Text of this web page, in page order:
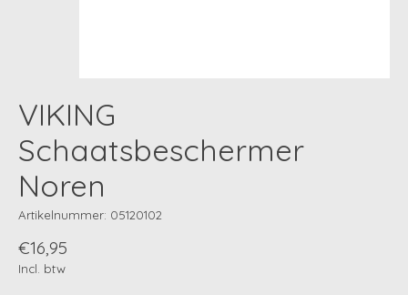
VIKING
Schaatsbeschermer
Noren
Artikelnummer: 05120102
€16,95
Incl. btw